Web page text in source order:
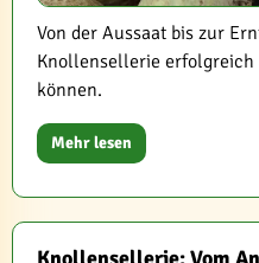
Von der Aussaat bis zur
Knollensellerie erfolgreich
können.
Mehr lesen